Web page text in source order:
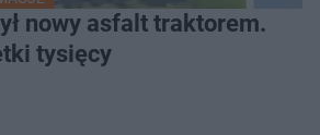
nowy asfalt traktorem.
tysięcy